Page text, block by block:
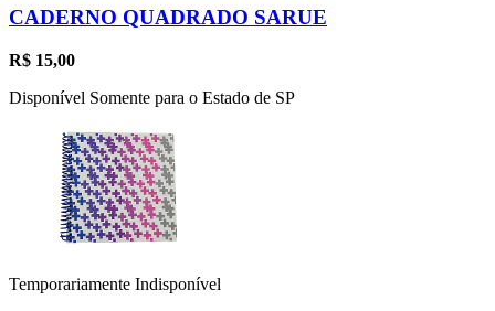
CADERNO QUADRADO SARUE
R$ 15,00
Disponível Somente para o Estado de SP
Temporariamente Indisponível